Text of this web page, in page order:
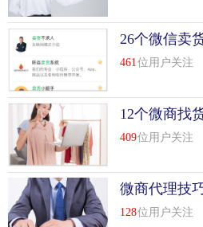
医疗：删除了店...
top6 淘宝客小程序审核流程
比较近出现了淘宝客小程序，很
知道开发方法和审核流程。所以
宝客小程序审核全流程，希望大
1.登录微信开发者工具
2.在手机界面确认登录小程序
3.输入小程序appid、项目名称(只
26个微信卖
461 位用户关注
12个微商找
409位用户关注
微商代理技
128位用户关注